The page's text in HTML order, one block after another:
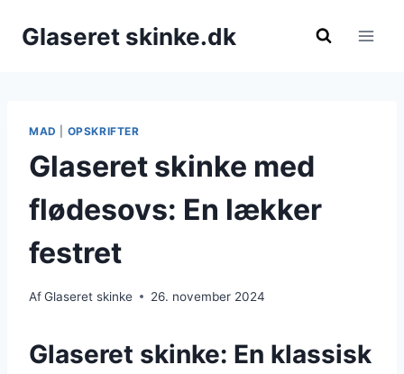
Glaseret skinke.dk
MAD OPSKRIFTER
Glaseret skinke med
flødesovs: En lækker
festret
AfGlaseret skinke 26. november 2024
Glaseret skinke: En klassisk